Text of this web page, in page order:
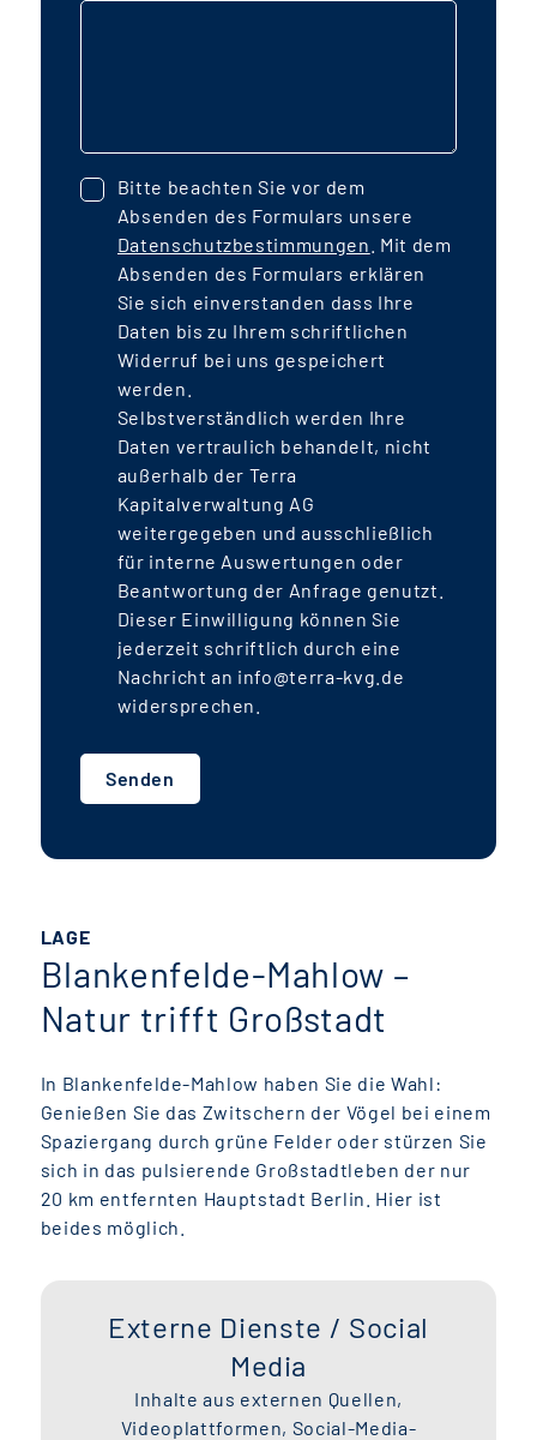
Bitte beachten Sie vor dem
Absenden des Formulars unsere
Datenschutzbestimmungen . Mit dem
Absenden des Formulars erklären
Sie sich einverstanden dass Ihre
Daten bis zu Ihrem schriftlichen
Widerruf bei uns gespeichert
werden.
Selbstverständlich werden Ihre
Daten vertraulich behandelt, nicht
außerhalb der Terra
Kapitalverwaltung AG
weitergegeben und ausschließlich
für interne Auswertungen oder
Beantwortung der Anfrage genutzt.
Dieser Einwilligung können Sie
jederzeit schriftlich durch eine
Nachricht an info@terra-kvg.de
widersprechen.
Senden
LAGE
Blankenfelde-Mahlow –
Natur trifft Großstadt
In Blankenfelde-Mahlow haben Sie die Wahl:
Genießen Sie das Zwitschern der Vögel bei einem
Spaziergang durch grüne Felder oder stürzen Sie
sich in das pulsierende Großstadtleben der nur
20 km entfernten Hauptstadt Berlin. Hier ist
beides möglich.
Externe Dienste / Social
Media
Inhalte aus externen Quellen,
Videoplattformen, Social-Media-